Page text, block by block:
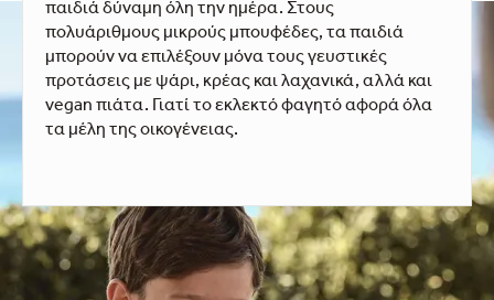
παιδιά δύναμη όλη την ημέρα. Στους
πολυάριθμους μικρούς μπουφέδες, τα παιδιά
μπορούν να επιλέξουν μόνα τους γευστικές
προτάσεις με ψάρι, κρέας και λαχανικά, αλλά και
vegan πιάτα. Γιατί το εκλεκτό φαγητό αφορά όλα
τα μέλη της οικογένειας.